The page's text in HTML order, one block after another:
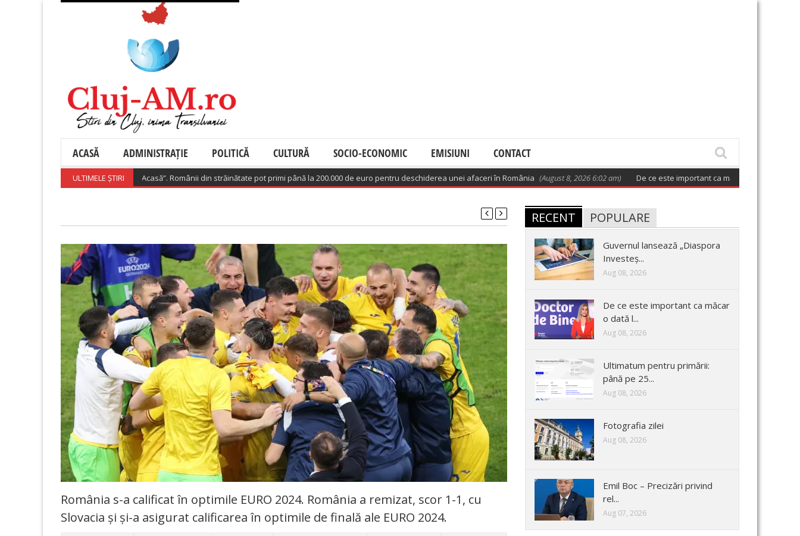
ACASĂ ADMINISTRAȚIE POLITICĂ CULTURĂ SOCIO-ECONOMIC EMISIUNI CONTACT
ULTIMELE ȘTIRI
„Diaspora Investește Acasă”. Românii din străinătate pot primi până la 200.000 de euro pentru deschiderea unei afaceri în România (August 8, 2026 6:02 am) De ce este important ca măcar o dată la două zile să
România s-a calificat în optimile EURO 2024. România a remizat, scor 1-1, cu
Slovacia și și-a asigurat calificarea în optimile de finală ale EURO 2024.
RECENT POPULARE
Guvernul lansează „Diaspora
Investeș...
Aug 08, 2026
De ce este important ca măcar
o dată l...
Aug 08, 2026
Ultimatum pentru primării:
până pe 25...
Aug 08, 2026
Fotografia zilei
Aug 08, 2026
Emil Boc – Precizări privind
rel...
Aug 07, 2026